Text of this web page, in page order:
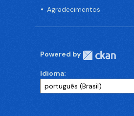
Agradecimentos
Powered by
Idioma